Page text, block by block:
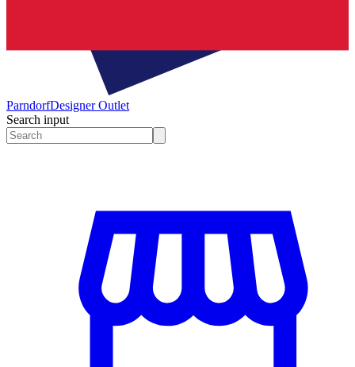
ParndorfDesigner Outlet
Search input